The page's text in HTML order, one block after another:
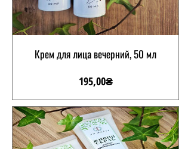
Крем для лица вечерний, 50 мл
195,00₴Ціна